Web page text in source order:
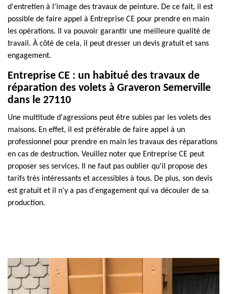
d'entretien à l'image des travaux de peinture. De ce fait, il est
possible de faire appel à Entreprise CE pour prendre en main
les opérations. Il va pouvoir garantir une meilleure qualité de
travail. À côté de cela, il peut dresser un devis gratuit et sans
engagement.
Entreprise CE : un habitué des travaux de
réparation des volets à Graveron Semerville
dans le 27110
Une multitude d'agressions peut être subies par les volets des
maisons. En effet, il est préférable de faire appel à un
professionnel pour prendre en main les travaux des réparations
en cas de destruction. Veuillez noter que Entreprise CE peut
proposer ses services. Il ne faut pas oublier qu'il propose des
tarifs très intéressants et accessibles à tous. De plus, son devis
est gratuit et il n'y a pas d'engagement qui va découler de sa
production.